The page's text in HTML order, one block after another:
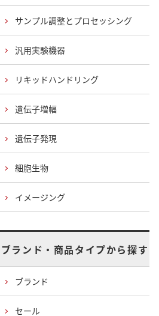
サンプル調整とプロセッシング
汎用実験機器
リキッドハンドリング
遺伝子増幅
遺伝子発現
細胞生物
イメージング
ブランド・商品タイプから探す
ブランド
セール